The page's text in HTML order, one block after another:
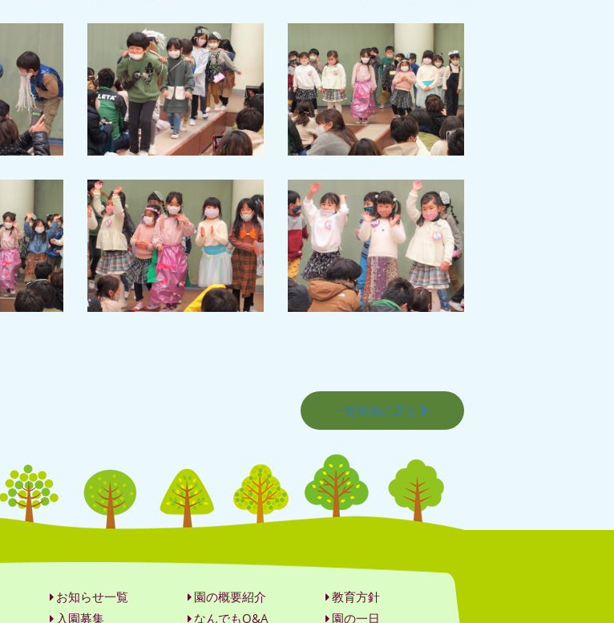
一覧画面に戻る
お知らせ一覧 園の概要紹介
教育方針
入園募集 なんでもQ&A 園の一日